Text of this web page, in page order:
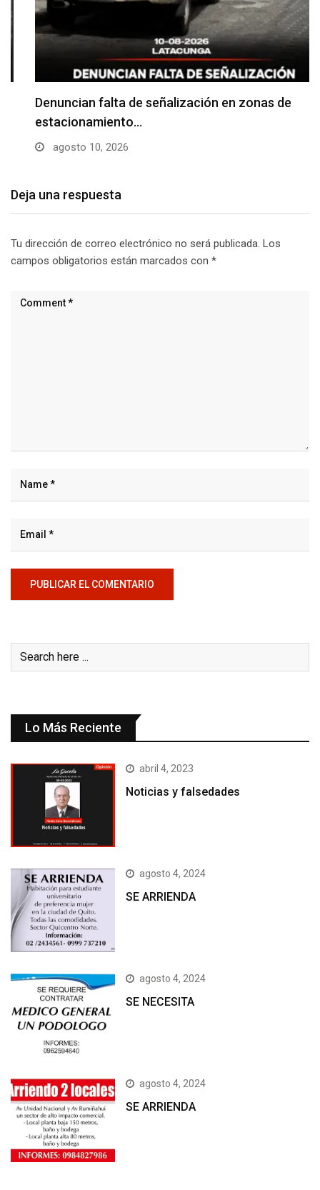
Denuncian falta de señalización en zonas de
estacionamiento…
agosto 10, 2026
Deja una respuesta
Tu dirección de correo electrónico no será publicada. Los
campos obligatorios están marcados con *
Lo Más Reciente
abril 4, 2023
Noticias y falsedades
agosto 4, 2024
SE ARRIENDA
agosto 4, 2024
SE NECESITA
agosto 4, 2024
SE ARRIENDA